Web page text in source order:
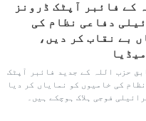
کے فائبر آپٹک ڈرونز
دفاعی نظام کی
بے نقاب کر دیں،
حزب اللہ کے جدید فائبر آپٹک
کی خامیوں کو نمایاں کر دیا
فوجی ہلاک ہوچکے ہیں۔